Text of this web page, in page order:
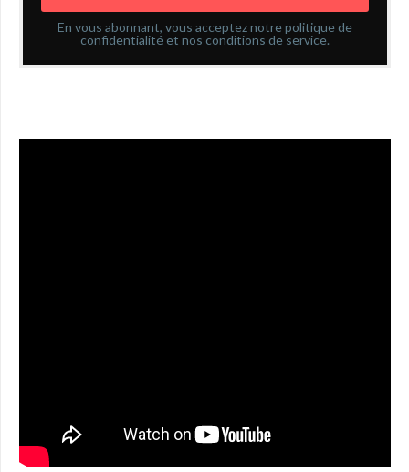
En vous abonnant, vous acceptez notre politique de
confidentialité et nos conditions de service.